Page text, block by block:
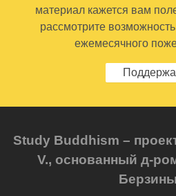
материал кажется вам
рассмотрите
ежемесячного
Study Buddhism –
V., основанный д-